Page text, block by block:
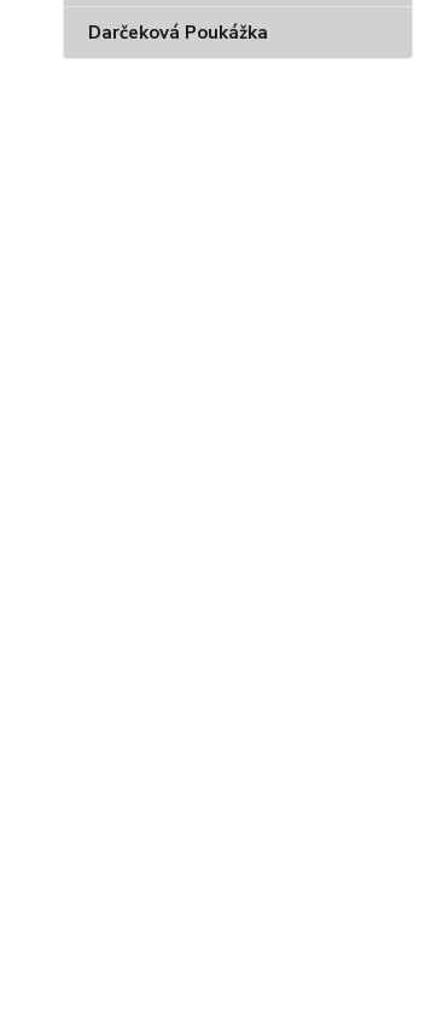
Darčeková Poukážka